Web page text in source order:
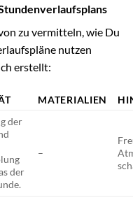
zu vermitteln, wie Du
nutzen
erstellt:
MATERIALIEN
der
der
–